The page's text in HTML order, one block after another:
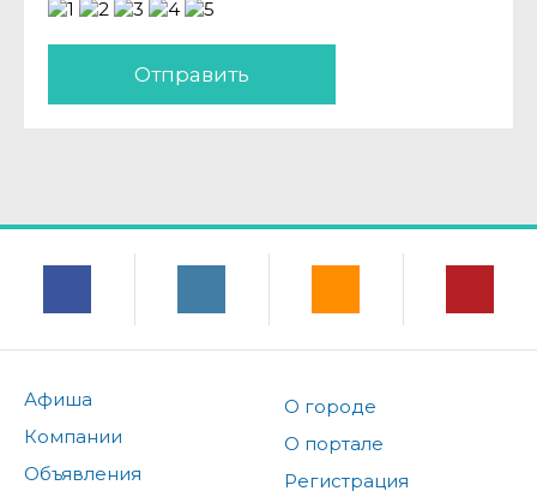
Отправить
Афиша
Компании
Объявления
О городе
О портале
Регистрация